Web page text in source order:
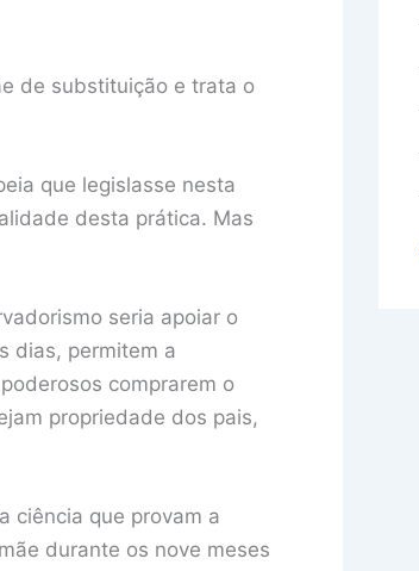
de substituição e trata o
que legislasse nesta
desta prática. Mas
seria apoiar o
dias, permitem a
comprarem o
propriedade dos pais,
ciência que provam a
durante os nove meses